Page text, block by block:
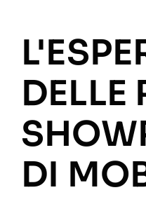
DELLE
DI